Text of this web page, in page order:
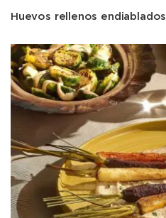
Huevos rellenos endiablados